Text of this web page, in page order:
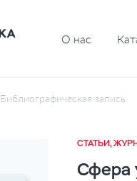
О нас
Библиографическая запись
СТАТЬИ,
Сфера